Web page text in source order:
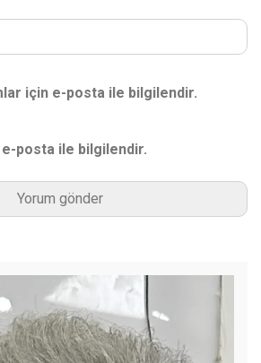
için e-posta ile bilgilendir.
e-posta ile bilgilendir.